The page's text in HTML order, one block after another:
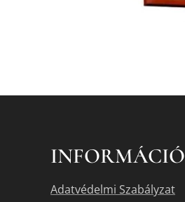
INFORMÁCIÓ
Adatvédelmi Szabályzat